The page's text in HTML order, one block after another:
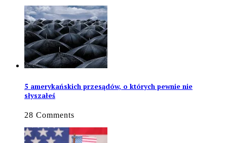
5 amerykańskich przesądów, o których pewnie nie
słyszałeś
28 Comments